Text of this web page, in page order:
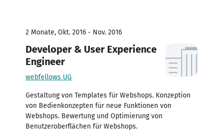
2 Monate, Okt. 2016 - Nov. 2016
Developer & User Experience
Engineer
webfellows UG
Gestaltung von Templates für Webshops. Konzeption
von Bedienkonzepten für neue Funktionen von
Webshops. Bewertung und Optimierung von
Benutzeroberflächen für Webshops.